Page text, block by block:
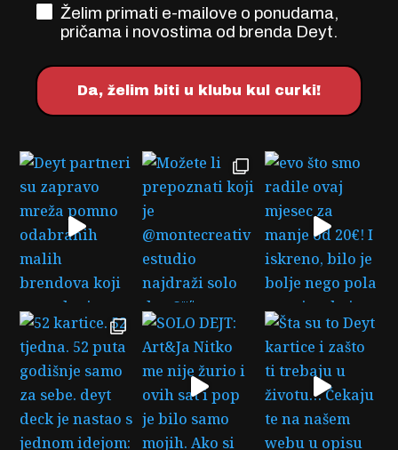
OPT-IN FORM
Želim primati e-mailove o ponudama,
pričama i novostima od brenda Deyt.
Da, želim biti u klubu kul curki!